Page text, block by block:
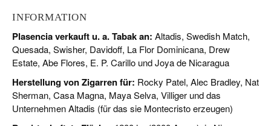
INFORMATION
Plasencia verkauft u. a. Tabak an: Altadis, Swedish Match,
Quesada, Swisher, Davidoff, La Flor Dominicana, Drew
Estate, Abe Flores, E. P. Carillo und Joya de Nicaragua
Herstellung von Zigarren für: Rocky Patel, Alec Bradley, Nat
Sherman, Casa Magna, Maya Selva, Villiger und das
Unternehmen Altadis (für das sie Montecristo erzeugen)